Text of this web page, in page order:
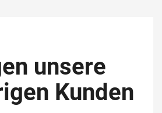
unsere
Kunden